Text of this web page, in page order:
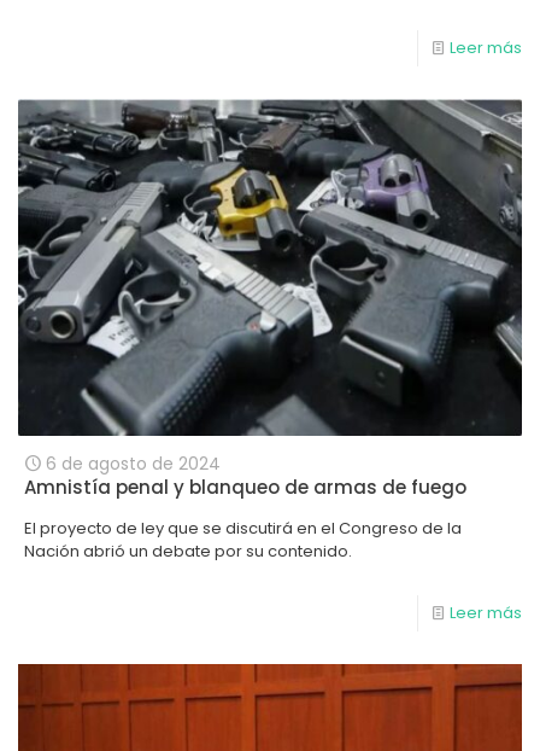
Leer más
6 de agosto de 2024
Amnistía penal y blanqueo de armas de fuego
El proyecto de ley que se discutirá en el Congreso de la
Nación abrió un debate por su contenido.
Leer más